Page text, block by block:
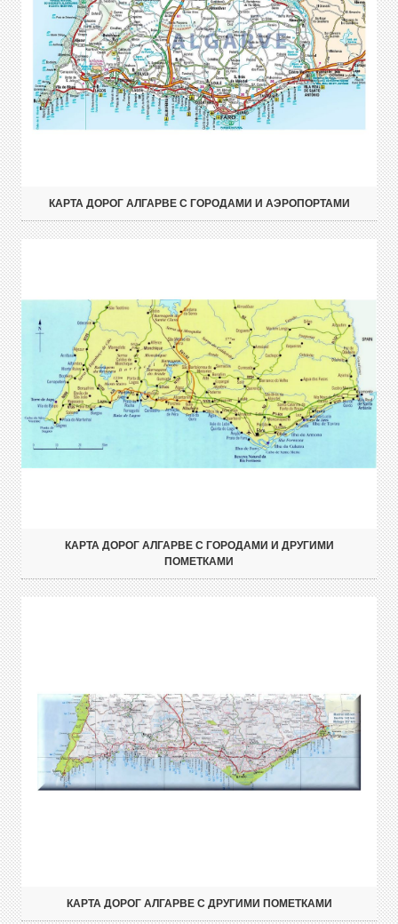
КАРТА ДОРОГ АЛГАРВЕ С ГОРОДАМИ И АЭРОПОРТАМИ
КАРТА ДОРОГ АЛГАРВЕ С ГОРОДАМИ И ДРУГИМИ
ПОМЕТКАМИ
КАРТА ДОРОГ АЛГАРВЕ С ДРУГИМИ ПОМЕТКАМИ